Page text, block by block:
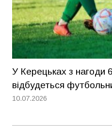
У Керецьках з нагоди
відбудеться
10.07.2026